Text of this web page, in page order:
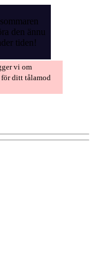
den ännu
tiden!
vi om
för ditt tålamod